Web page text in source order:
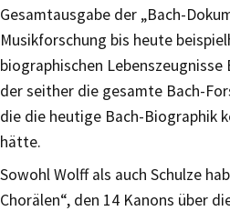
Gesamtausgabe der „Bach-
Musikforschung bis heute
biographischen Lebenszeugnisse
der seither die gesamte Bach-
die die heutige Bach-Biographik
hätte.
Sowohl Wolff als auch Schulze
Chorälen“, den 14 Kanons über